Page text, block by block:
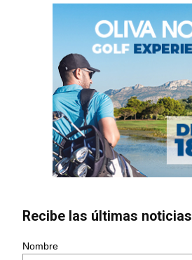
Recibe las últimas noticias
Nombre